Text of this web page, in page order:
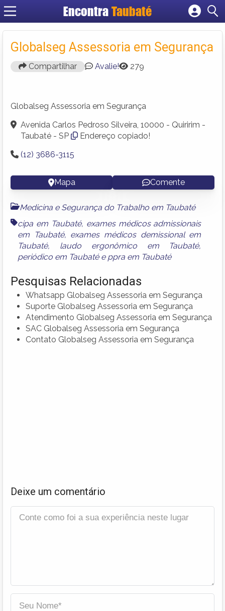
EncontraTaubaté
Cadastrar empresa
Criar conta
Globalseg Assessoria em Segurança
Compartilhar Avalie! 279
Globalseg Assessoria em Segurança
Avenida Carlos Pedroso Silveira, 10000 - Quiririm -
Taubaté - SP
Endereço copiado!
(12) 3686-3115
Mapa Comente
Medicina e Segurança do Trabalho em Taubaté
cipa em Taubaté, exames médicos admissionais
em Taubaté, exames médicos demissional em
Taubaté, laudo ergonômico em Taubaté,
periódico em Taubatée ppra em Taubaté
Pesquisas Relacionadas
Whatsapp Globalseg Assessoria em Segurança
Suporte Globalseg Assessoria em Segurança
Atendimento Globalseg Assessoria em Segurança
SAC Globalseg Assessoria em Segurança
Contato Globalseg Assessoria em Segurança
Deixe um comentário